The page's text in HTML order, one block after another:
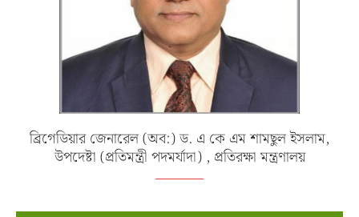
ব্রিগেডিয়ার জেনারেল (অব:) ড. এ কে এম শামছুল ইসলাম,
উপদেষ্টা (প্রতিমন্ত্রী পদমর্যাদা) , প্রতিরক্ষা মন্ত্রণালয়